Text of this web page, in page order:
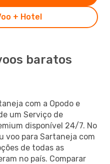
+ Hotel
baratos
com a Opodo e
um Serviço de
disponível 24/7. No
voo para Sartaneja com
de todas as
no país. Comparar